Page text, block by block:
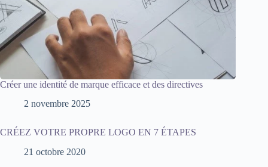
Créer une identité de marque efficace et des directives
2 novembre 2025
CRÉEZ VOTRE PROPRE LOGO EN 7 ÉTAPES
21 octobre 2020